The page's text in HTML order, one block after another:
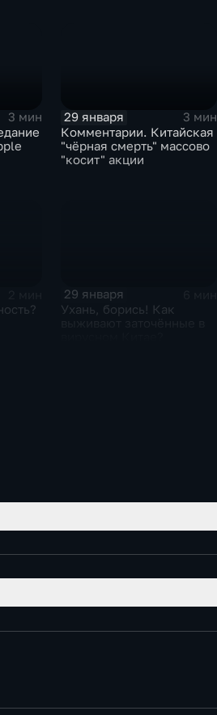
3 мин
29 января
3 мин
Комментарии. Китайская
"чёрная смерть" массово
"косит" акции
29 января
Ухань, борись! Как